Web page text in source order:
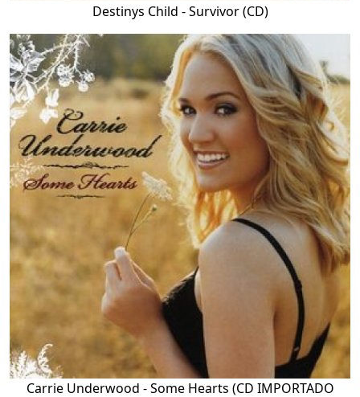
Destinys Child - Survivor (CD)
Carrie Underwood - Some Hearts (CD IMPORTADO